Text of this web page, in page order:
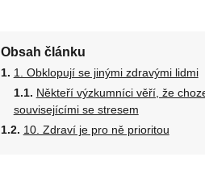
Obsah článku
1. Obklopují se jinými zdravými lidmi
Někteří výzkumníci věří, že
souvisejícími se stresem
10. Zdraví je pro ně prioritou